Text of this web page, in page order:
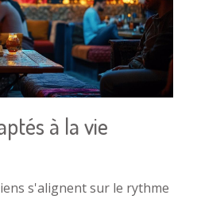
à la vie
s'alignent sur le rythme